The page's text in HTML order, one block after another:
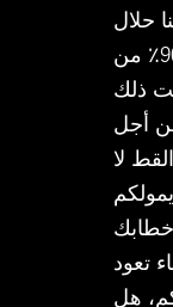
حلال
عليكم، اعلمك ان اكثر من 90٪ من
ذلك
من أجل
لا
خطابك
تعود
هل